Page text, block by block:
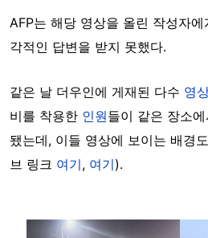
AFP는 해당 영상을 올린 작성자
각적인 답변을 받지 못했다.
같은 날 더우인에 게재된 다수 영
비를 착용한 인원들이 같은 장소
됐는데, 이들 영상에 보이는 배경
브 링크 여기, 여기).